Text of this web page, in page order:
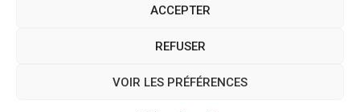
ACCEPTER
REFUSER
VOIR LES PRÉFÉRENCES